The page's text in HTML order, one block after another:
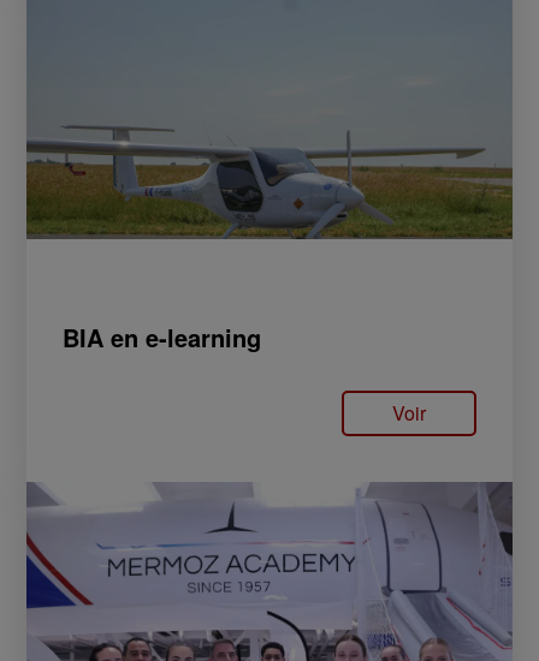
BIA en e-learning
Voir